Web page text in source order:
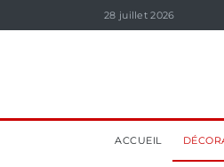
28 juillet 2026
ACCUEIL